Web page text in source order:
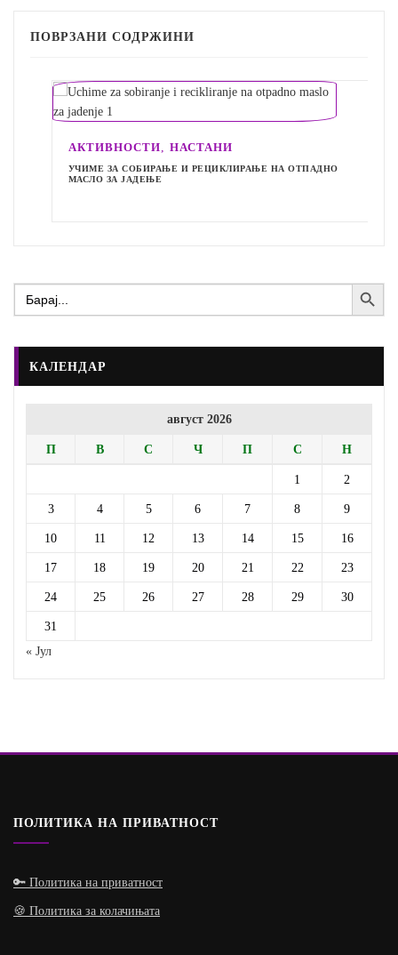
ПОВРЗАНИ СОДРЖИНИ
АКТИВНОСТИ,НАСТАНИ
УЧИМЕ ЗА СОБИРАЊЕ И РЕЦИКЛИРАЊЕ НА ОТПАДНО
МАСЛО ЗА ЈАДЕЊЕ
Search
for:
Search Button
КАЛЕНДАР
август 2026
П В С Ч П С Н
1 2
3 4 5 6 7 8 9
10 11 12 13 14 15 16
17 18 19 20 21 22 23
24 25 26 27 28 29 30
31
« Јул
ПОЛИТИКА НА ПРИВАТНОСТ
🔑 Политика на приватност
🍪 Политика за колачињата